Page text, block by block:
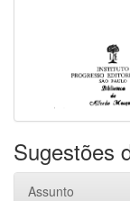
Sugestões
Assunto